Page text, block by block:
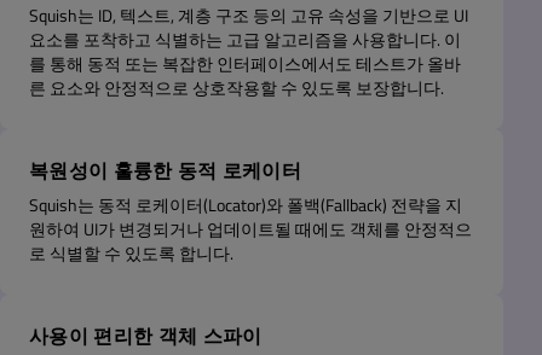
Squish는 ID, 텍스트, 계층 구조 등의 고유 속성을 기반으로 UI
요소를 포착하고 식별하는 고급 알고리즘을 사용합니다. 이
를 통해 동적 또는 복잡한 인터페이스에서도 테스트가 올바
른 요소와 안정적으로 상호작용할 수 있도록 보장합니다.
복원성이 훌륭한 동적 로케이터
Squish는 동적 로케이터(Locator)와 폴백(Fallback) 전략을 지
원하여 UI가 변경되거나 업데이트될 때에도 객체를 안정적으
로 식별할 수 있도록 합니다.
사용이 편리한 객체 스파이